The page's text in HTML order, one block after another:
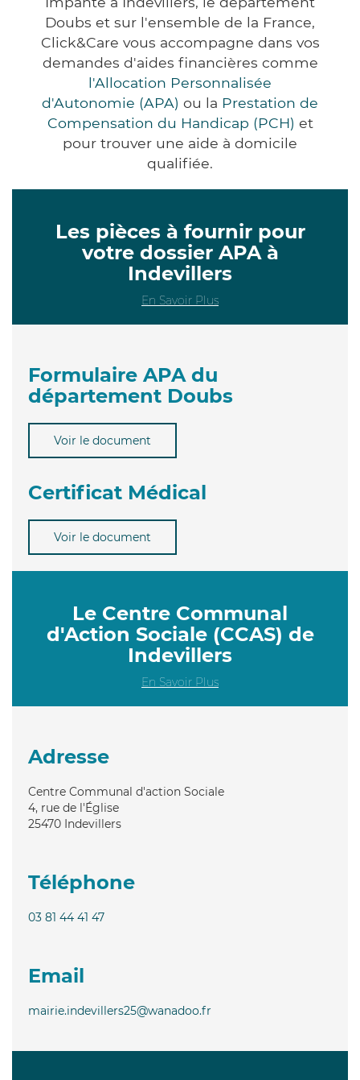
Doubs et sur l'ensemble de la France,
Click&Care vous accompagne dans vos
demandes d'aides financières comme
l'Allocation Personnalisée
d'Autonomie (APA) ou la Prestation de
Compensation du Handicap (PCH) et
pour trouver une aide à domicile
qualifiée.
Les pièces à fournir pour
votre dossier APA à
Indevillers
En Savoir Plus
Formulaire APA du
département Doubs
Voir le document
Certificat Médical
Voir le document
Le Centre Communal
d'Action Sociale (CCAS) de
Indevillers
En Savoir Plus
Adresse
Centre Communal d'action Sociale
4, rue de l'Église
25470 Indevillers
Téléphone
03 81 44 41 47
Email
mairie.indevillers25@wanadoo.fr